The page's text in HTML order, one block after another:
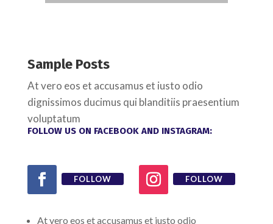
Sample Posts
At vero eos et accusamus et iusto odio
dignissimos ducimus qui blanditiis praesentium
voluptatum
FOLLOW US ON FACEBOOK AND INSTAGRAM:
FOLLOW FOLLOW
At vero eos et accusamus et iusto odio